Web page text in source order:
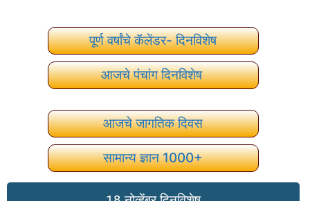
पूर्ण वर्षांचे कॅलेंडर- दिनविशेष
आजचे पंचांग दिनविशेष
आजचे जागतिक दिवस
सामान्य ज्ञान 1000+